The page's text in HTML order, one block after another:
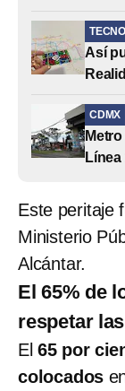
Así
CDMX
Este peritaje
Ministerio
Alcántar.
El 65% de
respetar
El 65 por
colocados